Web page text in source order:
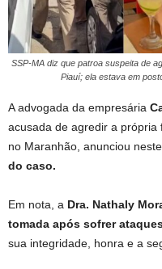
SSP-MA diz que patroa suspeita de
Piauí; ela estava em
A advogada da empresária
acusada de agredir a própria
no Maranhão, anunciou
do caso.
Em nota, a Dra. Nathaly
tomada após sofrer
sua integridade, honra e a